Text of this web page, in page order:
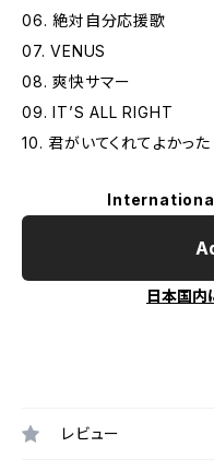
06. 絶対自分応援歌
07. VENUS
08. 爽快サマー
09. IT’S ALL RIGHT
10. 君がいてくれてよかった
日本国内
レビュー